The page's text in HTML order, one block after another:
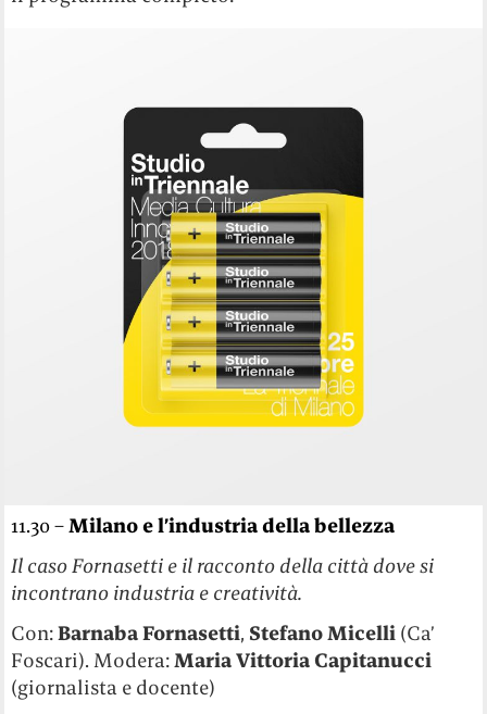
11.30 –Milano e l’industria della bellezza
Il caso Fornasetti e il racconto della città dove si
incontrano industria e creatività.
Con:Barnaba Fornasetti, Stefano Micelli (Ca’
Foscari). Modera:Maria Vittoria Capitanucci
(giornalista e docente)